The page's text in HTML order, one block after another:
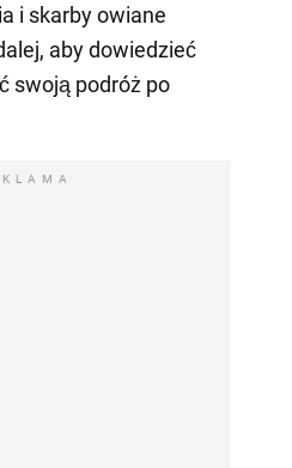
i skarby owiane
aby dowiedzieć
swoją podróż po